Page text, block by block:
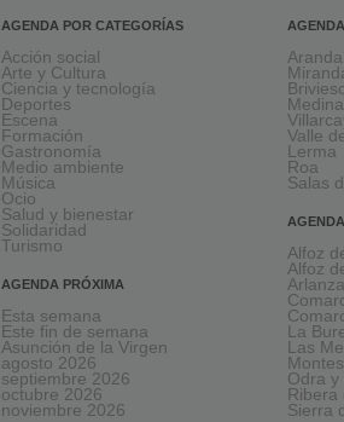
AGENDA POR CATEGORÍAS
Acción social
Arte y Cultura
Ciencia y tecnología
Deportes
Escena
Formación
Gastronomía
Medio ambiente
Música
Ocio
Salud y bienestar
Solidaridad
Turismo
AGENDA PRÓXIMA
Esta semana
Este fin de semana
Asunción de la Virgen
agosto 2026
septiembre 2026
octubre 2026
noviembre 2026
Valle
Lerma
Roa
Salas
Alfoz
Alfoz
Arlanza
La
Las
Odra y
Ribera
Sierra